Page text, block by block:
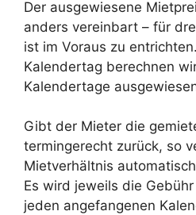
Der ausgewiesene
anders vereinbart – für
ist im Voraus zu
Kalendertag berechnen
Kalendertage
Gibt der Mieter die
termingerecht zurück, so
Mietverhältnis
Es wird jeweils die
jeden angefangenen